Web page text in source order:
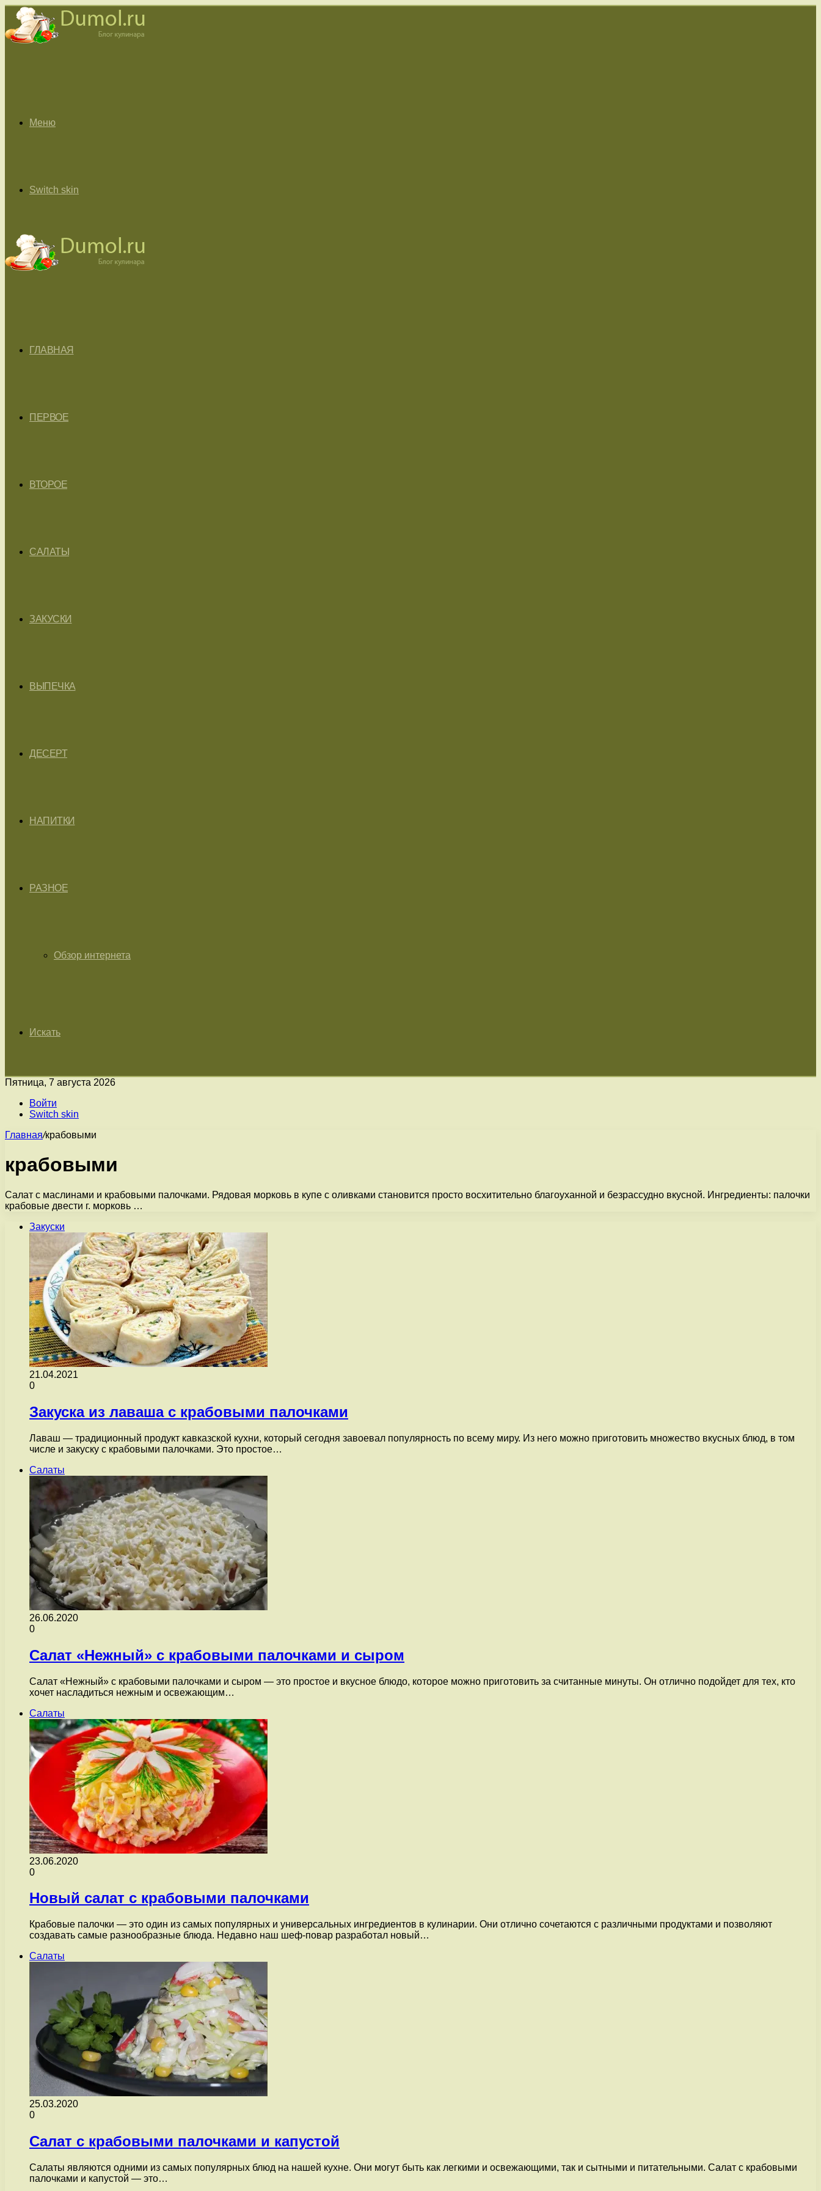
Меню
Switch skin
ГЛАВНАЯ
ПЕРВОЕ
ВТОРОЕ
САЛАТЫ
ЗАКУСКИ
ВЫПЕЧКА
ДЕСЕРТ
НАПИТКИ
РАЗНОЕ
Обзор интернета
Искать
Пятница, 7 августа 2026
Войти
Switch skin
Главная/крабовыми
крабовыми
Салат с маслинами и крабовыми палочками. Рядовая морковь в купе с оливками становится просто восхитительно благоуханной и безрассудно вкусной. Ингредиенты: палочки
крабовые двести г. морковь …
Закуски
21.04.2021
0
Закуска из лаваша с крабовыми палочками
Лаваш — традиционный продукт кавказской кухни, который сегодня завоевал популярность по всему миру. Из него можно приготовить множество вкусных блюд, в том
числе и закуску с крабовыми палочками. Это простое…
Салаты
26.06.2020
0
Салат «Нежный» с крабовыми палочками и сыром
Салат «Нежный» с крабовыми палочками и сыром — это простое и вкусное блюдо, которое можно приготовить за считанные минуты. Он отлично подойдет для тех, кто
хочет насладиться нежным и освежающим…
Салаты
23.06.2020
0
Новый салат с крабовыми палочками
Крабовые палочки — это один из самых популярных и универсальных ингредиентов в кулинарии. Они отлично сочетаются с различными продуктами и позволяют
создавать самые разнообразные блюда. Недавно наш шеф-повар разработал новый…
Салаты
25.03.2020
0
Салат с крабовыми палочками и капустой
Салаты являются одними из самых популярных блюд на нашей кухне. Они могут быть как легкими и освежающими, так и сытными и питательными. Салат с крабовыми
палочками и капустой — это…